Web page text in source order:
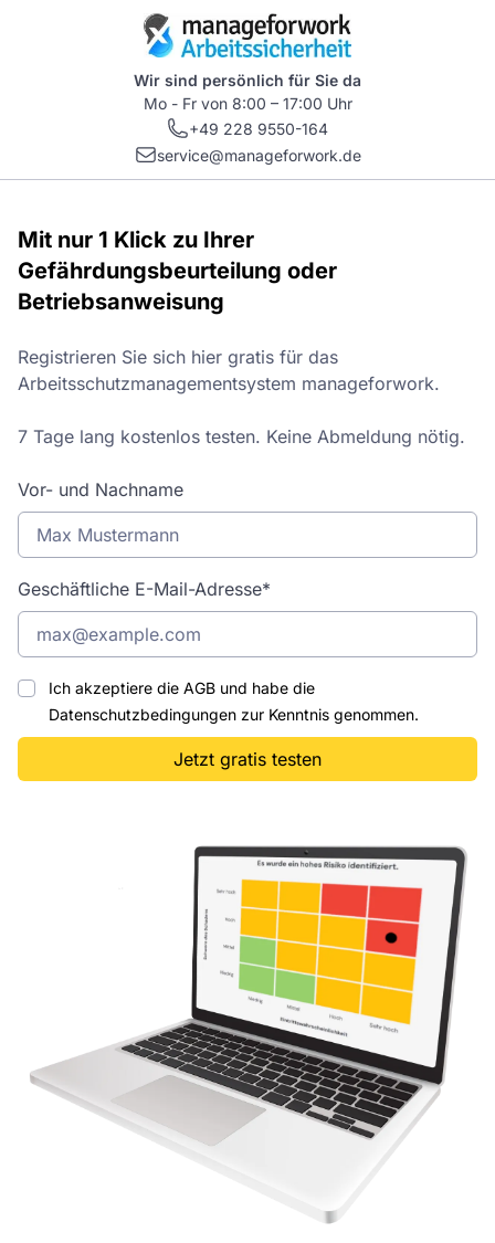
Wir sind persönlich für Sie da
Mo - Fr von 8:00 – 17:00 Uhr
+49 228 9550-164
service@manageforwork.de
Mit nur 1 Klick zu Ihrer
Gefährdungsbeurteilung oder
Betriebsanweisung
Registrieren Sie sich hier gratis für das
Arbeitsschutzmanagementsystem manageforwork.
7 Tage lang kostenlos testen. Keine Abmeldung nötig.
Vor- und Nachname
Geschäftliche E-Mail-Adresse*
Ich akzeptiere die AGB und habe die
Datenschutzbedingungen zur Kenntnis genommen.
Jetzt gratis testen